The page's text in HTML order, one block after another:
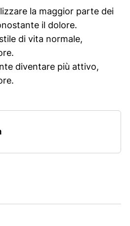
la maggior parte dei
il dolore.
di vita normale,
diventare più attivo,